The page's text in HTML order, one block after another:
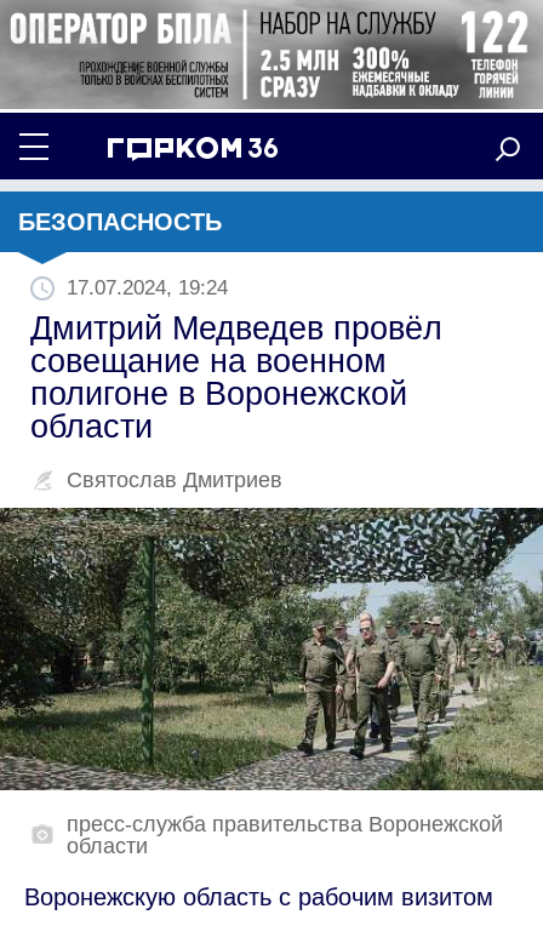
БЕЗОПАСНОСТЬ
17.07.2024, 19:24
Дмитрий Медведев провёл
совещание на военном
полигоне в Воронежской
области
Святослав Дмитриев
пресс-служба правительства Воронежской
области
Воронежскую область с рабочим визитом